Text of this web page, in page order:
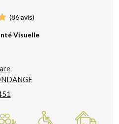
(86avis)
Visuelle